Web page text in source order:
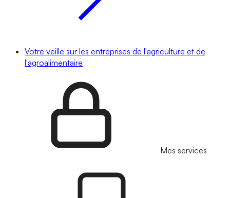
Votre veille sur les entreprises de l'agriculture et de
l'agroalimentaire
Mes services